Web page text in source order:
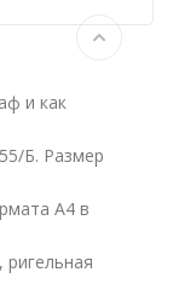
и как
Б. Размер
А4 в
ригельная